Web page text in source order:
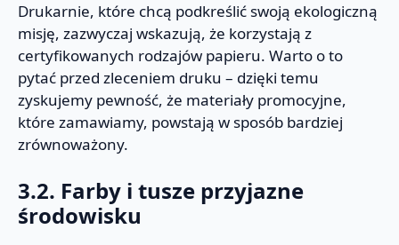
Drukarnie, które chcą podkreślić swoją ekologiczną
misję, zazwyczaj wskazują, że korzystają z
certyfikowanych rodzajów papieru. Warto o to
pytać przed zleceniem druku – dzięki temu
zyskujemy pewność, że materiały promocyjne,
które zamawiamy, powstają w sposób bardziej
zrównoważony.
3.2. Farby i tusze przyjazne
środowisku